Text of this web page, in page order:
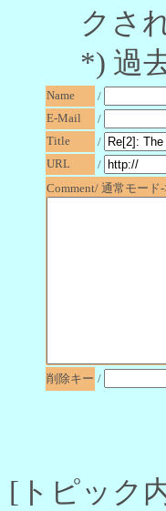
クさ
*) 過
Name
/
E-Mail
/
Title
/
URL
/
Comment/ 通常モード-
削除キー /
[トピック